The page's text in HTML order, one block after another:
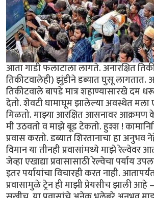
आता गाडी फलाटाला लागते. अनारक्षित
तिकीटवालेही) झुंडीने डब्यात घुसू लागतात.
तिकीटवाले बापडे मात्र शहाण्यासारखे दम
देतो. शेवटी घामाघूम झालेल्या अवस्थेत मला
मिळतो. माझ्या आरक्षित आसनावर आक्रमण
मी उठवतो व माझे बूड टेकतो. हुश्श !
प्रवास करतो. डब्यात शिरतानाचा हा अनुभव
विमान या तीनही प्रवासांमध्ये माझे रेल्वेवर
जेव्हा एखाद्या प्रवासासाठी रेल्वेचा पर्याय
इतर पर्यायांचा विचारही करत नाही.
प्रवासामुळे ट्रेन ही माझी प्रेयसीच झाली